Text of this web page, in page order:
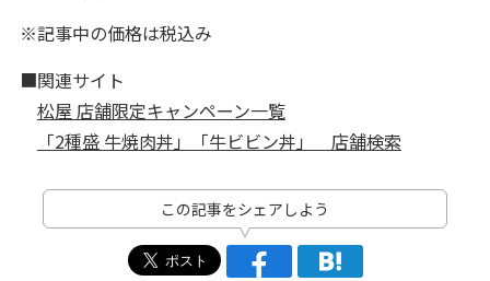
※記事中の価格は税込み
■関連サイト
松屋 店舗限定キャンペーン一覧
「2種盛 牛焼肉丼」「牛ビビン丼」 店舗検索
この記事をシェアしよう